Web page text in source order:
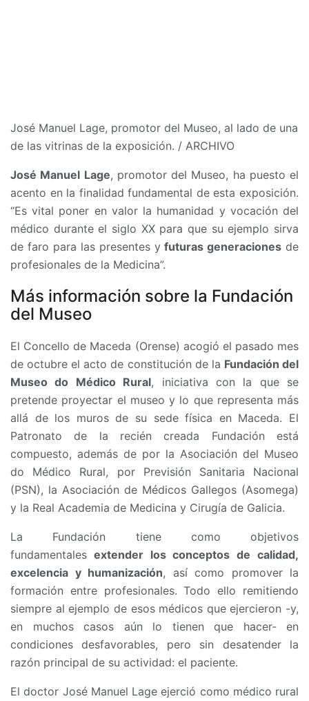
José Manuel Lage, promotor del Museo, al lado de una
de las vitrinas de la exposición. / ARCHIVO
José Manuel Lage, promotor del Museo, ha puesto el
acento en la finalidad fundamental de esta exposición.
“Es vital poner en valor la humanidad y vocación del
médico durante el siglo XX para que su ejemplo sirva
de faro para las presentes y futuras generaciones de
profesionales de la Medicina”.
Más información sobre la Fundación
del Museo
El Concello de Maceda (Orense) acogió el pasado mes
de octubre el acto de constitución de la Fundación del
Museo do Médico Rural, iniciativa con la que se
pretende proyectar el museo y lo que representa más
allá de los muros de su sede física en Maceda. El
Patronato de la recién creada Fundación está
compuesto, además de por la Asociación del Museo
do Médico Rural, por Previsión Sanitaria Nacional
(PSN), la Asociación de Médicos Gallegos (Asomega)
y la Real Academia de Medicina y Cirugía de Galicia.
La Fundación tiene como objetivos
fundamentales extender los conceptos de calidad,
excelencia y humanización, así como promover la
formación entre profesionales. Todo ello remitiendo
siempre al ejemplo de esos médicos que ejercieron -y,
en muchos casos aún lo tienen que hacer- en
condiciones desfavorables, pero sin desatender la
razón principal de su actividad: el paciente.
El doctor José Manuel Lage ejerció como médico rural